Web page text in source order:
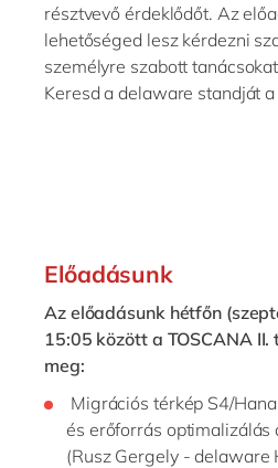
résztvevő érdeklődőt. Az
lehetőséged lesz kérdezni
személyre szabott
Keresd a delaware standját
Előadásunk
Az előadásunk hétfőn
15:05 között a TOSCANA
meg:
Migrációs térkép S4/
és erőforrás optimalizálás
(Rusz Gergely - delaware